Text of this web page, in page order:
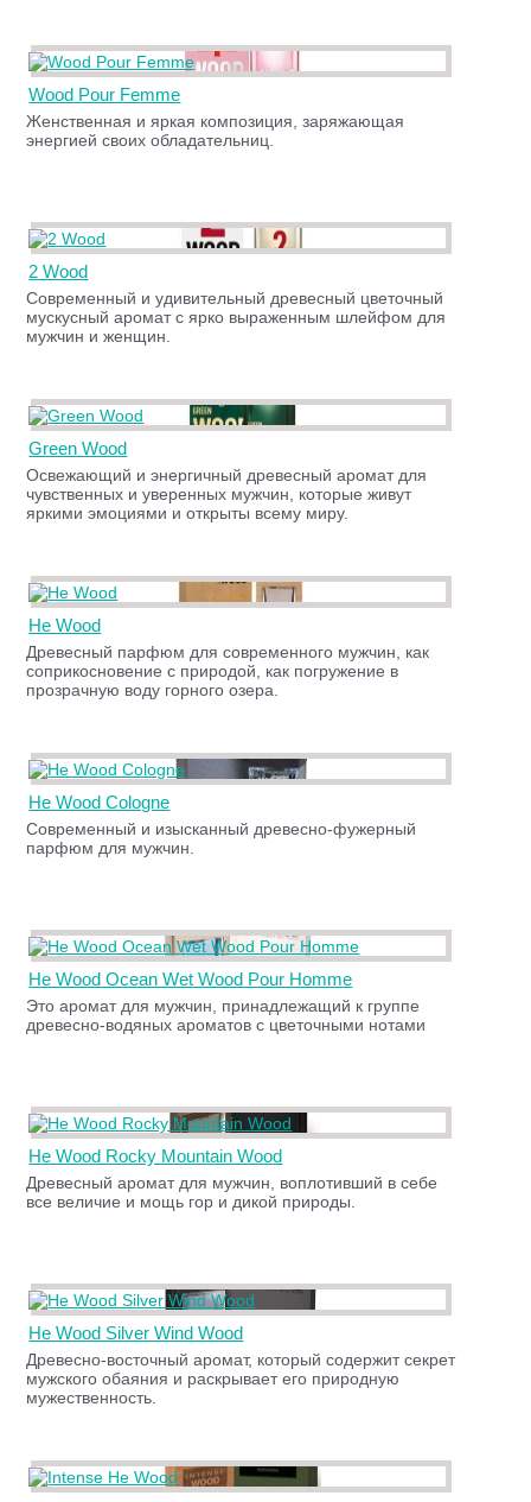
Wood Pour Femme
Женственная и яркая композиция, заряжающая
энергией своих обладательниц.
2 Wood
Современный и удивительный древесный цветочный
мускусный аромат с ярко выраженным шлейфом для
мужчин и женщин.
Green Wood
Освежающий и энергичный древесный аромат для
чувственных и уверенных мужчин, которые живут
яркими эмоциями и открыты всему миру.
He Wood
Древесный парфюм для современного мужчин, как
соприкосновение с природой, как погружение в
прозрачную воду горного озера.
He Wood Cologne
Современный и изысканный древесно-фужерный
парфюм для мужчин.
He Wood Ocean Wet Wood Pour Homme
Это аромат для мужчин, принадлежащий к группе
древесно-водяных ароматов с цветочными нотами
He Wood Rocky Mountain Wood
Древесный аромат для мужчин, воплотивший в себе
все величие и мощь гор и дикой природы.
He Wood Silver Wind Wood
Древесно-восточный аромат, который содержит секрет
мужского обаяния и раскрывает его природную
мужественность.